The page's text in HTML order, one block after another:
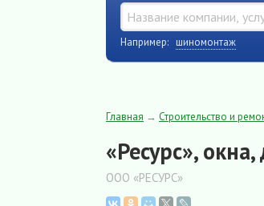
Например: шиномонтаж
Главная → Строительство и
«Ресурс»,
ООО «РЕСУРС»